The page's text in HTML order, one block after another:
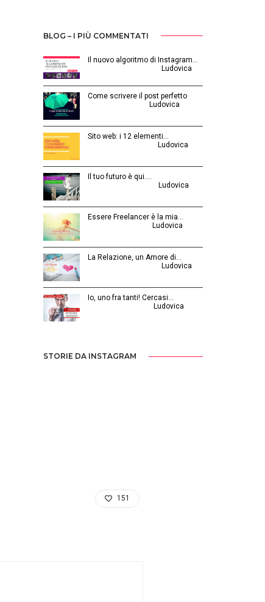
BLOG – I PIÙ COMMENTATI
Il nuovo algoritmo di Instagram…
Ludovica
Come scrivere il post perfetto
Ludovica
Sito web: i 12 elementi…
Ludovica
Il tuo futuro è qui.…
Ludovica
Essere Freelancer è la mia…
Ludovica
La Relazione, un Amore di…
Ludovica
Io, uno fra tanti! Cercasi…
Ludovica
STORIE DA INSTAGRAM
151